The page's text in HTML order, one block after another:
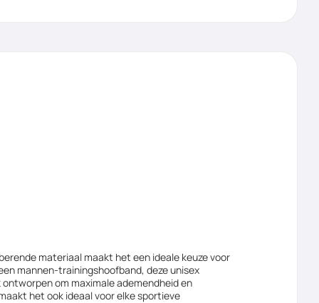
materiaal maakt het een ideale keuze voor
mannen-trainingshoofband, deze unisex
om maximale ademendheid en
het ook ideaal voor elke sportieve